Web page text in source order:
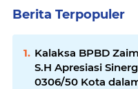
Berita Terpopuler
Kalaksa BPBD
S.H Apresiasi
0306/50 Kota